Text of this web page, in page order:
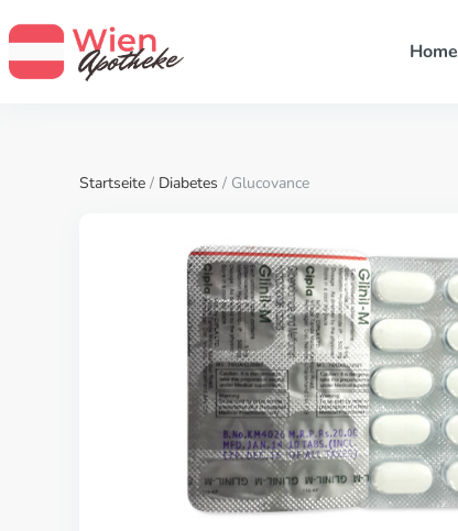
Home
Startseite / Diabetes / Glucovance